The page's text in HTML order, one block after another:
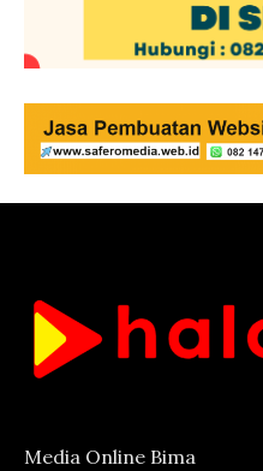
Media Online Bima